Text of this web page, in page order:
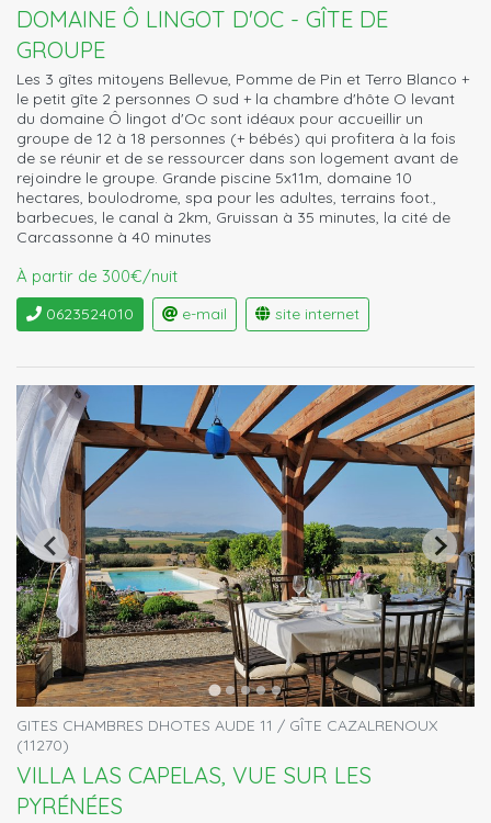
DOMAINE Ô LINGOT D'OC - GÎTE DE
GROUPE
Les 3 gîtes mitoyens Bellevue, Pomme de Pin et Terro Blanco +
le petit gîte 2 personnes O sud + la chambre d'hôte O levant
du domaine Ô lingot d'Oc sont idéaux pour accueillir un
groupe de 12 à 18 personnes (+ bébés) qui profitera à la fois
de se réunir et de se ressourcer dans son logement avant de
rejoindre le groupe. Grande piscine 5x11m, domaine 10
hectares, boulodrome, spa pour les adultes, terrains foot.,
barbecues, le canal à 2km, Gruissan à 35 minutes, la cité de
Carcassonne à 40 minutes
À partir de 300€/nuit
0623524010 e-mail site internet
GITES CHAMBRES DHOTES AUDE 11 / GÎTE CAZALRENOUX
(11270)
VILLA LAS CAPELAS, VUE SUR LES
PYRÉNÉES